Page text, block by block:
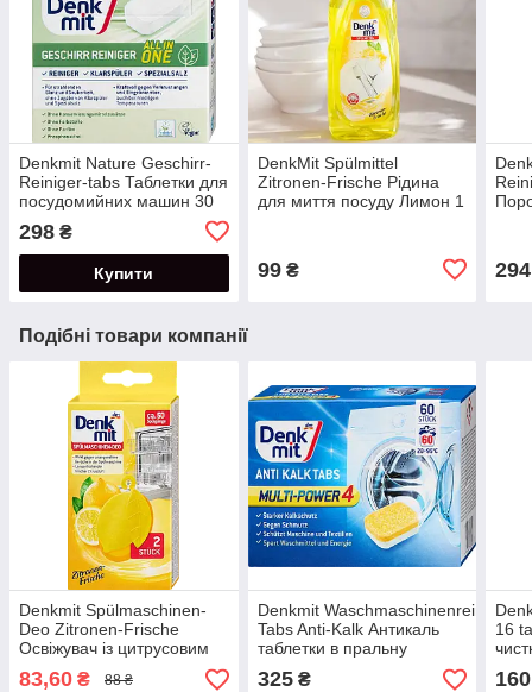
Denkmit Nature Geschirr-
Reiniger-tabs Таблетки для
посудомийних машин 30
298 ₴
Купити
DenkMit Spülmittel
Zitronen-Frische Рідина
для миття посуду Лимон 1
99₴ 294
Подібні товари компанії
Denkmit Spülmaschinen-
Deo Zitronen-Frische
Освіжувач із цитрусовим
запахом для
посудомийних машин
83,60 ₴ 88 ₴
Denkmit Waschmaschinenreiniger
Tabs Anti-Kalk Антикаль
таблетки в пральну
машину 60 шт
325₴
16
160